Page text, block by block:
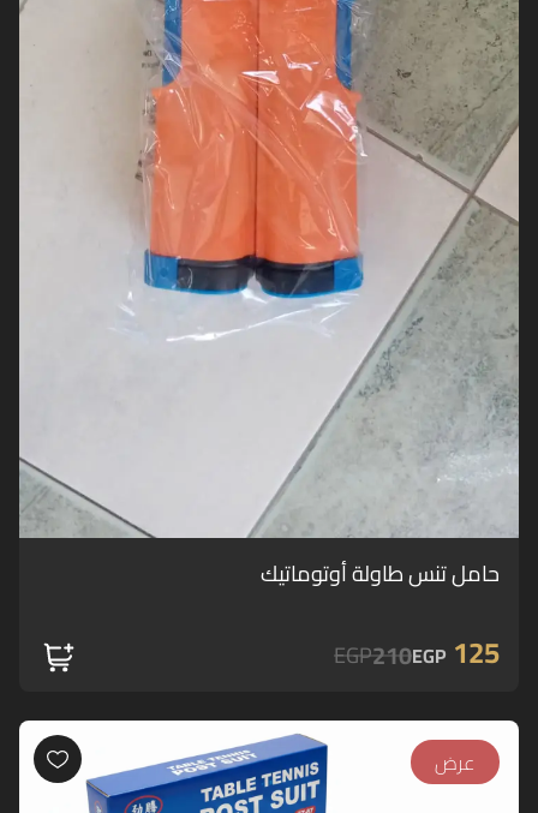
حامل تنس طاولة أوتوماتيك
125
EGP
210
EGP
عرض